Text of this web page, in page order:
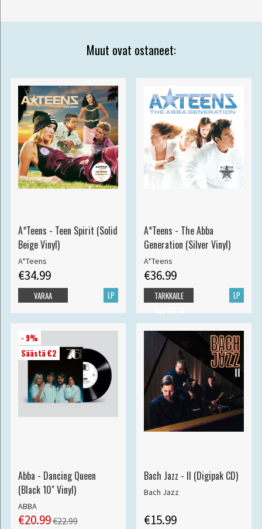
Muut ovat ostaneet:
A*Teens - Teen Spirit (Solid
Beige Vinyl)
A*Teens
€34.99
LP
VARAA
A*Teens - The Abba
Generation (Silver Vinyl)
A*Teens
€36.99
LP
TARKKAILE
- 9%
Säästä €2
Abba - Dancing Queen
(Black 10" Vinyl)
ABBA
€20.99€22.99
Bach Jazz - II (Digipak CD)
Bach Jazz
€15.99